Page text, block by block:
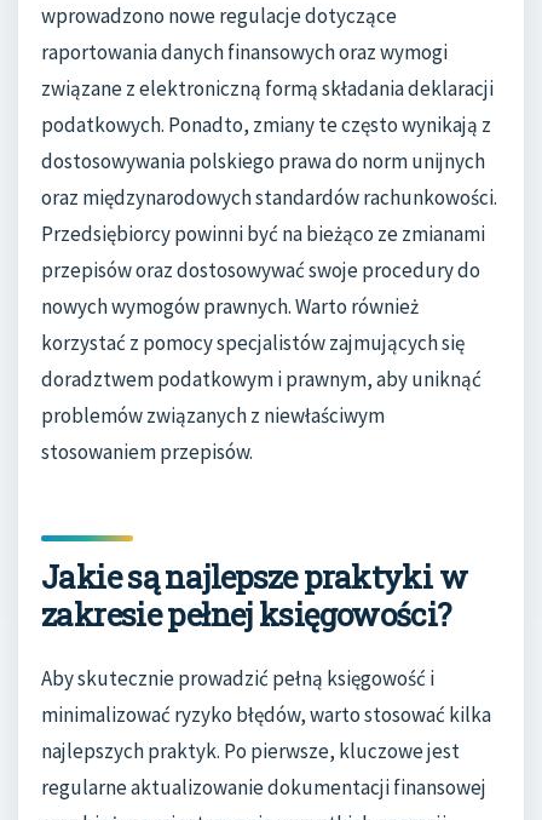
wprowadzono nowe regulacje dotyczące
raportowania danych finansowych oraz wymogi
związane z elektroniczną formą składania deklaracji
podatkowych. Ponadto, zmiany te często wynikają z
dostosowywania polskiego prawa do norm unijnych
oraz międzynarodowych standardów rachunkowości.
Przedsiębiorcy powinni być na bieżąco ze zmianami
przepisów oraz dostosowywać swoje procedury do
nowych wymogów prawnych. Warto również
korzystać z pomocy specjalistów zajmujących się
doradztwem podatkowym i prawnym, aby uniknąć
problemów związanych z niewłaściwym
stosowaniem przepisów.
Jakie są najlepsze praktyki w
zakresie pełnej księgowości?
Aby skutecznie prowadzić pełną księgowość i
minimalizować ryzyko błędów, warto stosować kilka
najlepszych praktyk. Po pierwsze, kluczowe jest
regularne aktualizowanie dokumentacji finansowej